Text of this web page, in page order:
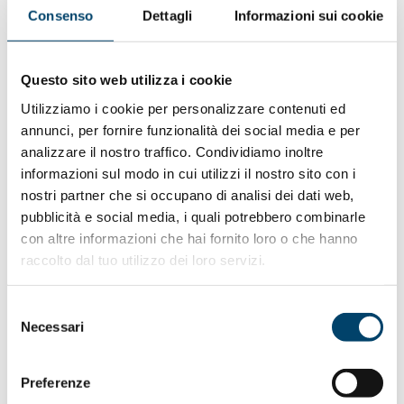
Consenso Dettagli Informazioni sui cookie
Questo sito web utilizza i cookie
Utilizziamo i cookie per personalizzare contenuti ed
annunci, per fornire funzionalità dei social media e per
analizzare il nostro traffico. Condividiamo inoltre
informazioni sul modo in cui utilizzi il nostro sito con i
nostri partner che si occupano di analisi dei dati web,
pubblicità e social media, i quali potrebbero combinarle
con altre informazioni che hai fornito loro o che hanno
raccolto dal tuo utilizzo dei loro servizi.
delNecessari
Preferenze
riprenda il lavoro di essere “negativo” e in un ambiente
protetto. Inoltre dobbiamo garantire a tutti i lavoratori
farlo, sia perché questo ci permetterà di concentrare le
misure di sicurezza sui lavoratori che non possono da casa
svolgere i compiti di tipo manifatturiero, sia perché
proprio questo è il momento di comprendere una
evoluzione che può diventare definitiva per il nostro
paese allineandoci agli altri paesi europei.
Se vogliamo scongiurare la prosecuzione del contagio
dobbiamo tracciare, in maniera specifica, le persone che
per prime saranno in qualche modo indirizzate a
riprendere il lavoro con analisi affidabili, quindi sarà
necessario verosimilmente un tampone e anche altri test
oltre ad un monitoraggio costante sulla persona e sui
Inoltre bisognerà proteggere tutta la cittadinanza da